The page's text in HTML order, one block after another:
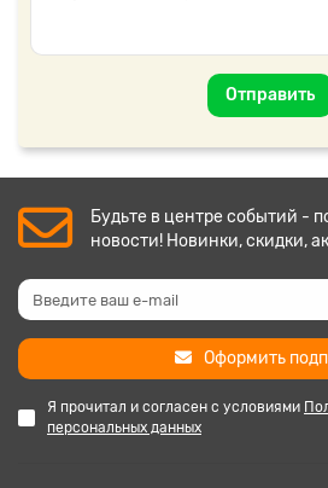
Отправить
Будьте в центре событий -
новости! Новинки, скидки,
Оформить
Я прочитал и согласен с условиями
персональных данных